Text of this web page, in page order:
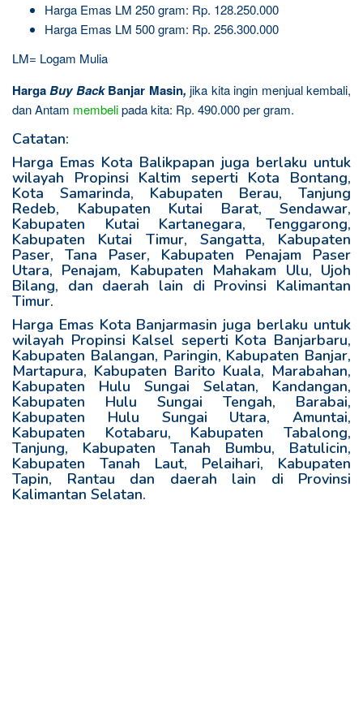
Harga Emas LM 250 gram: Rp. 128.250.000
Harga Emas LM 500 gram: Rp. 256.300.000
LM= Logam Mulia
HargaBuy BackBanjar Masin,jika kita ingin menjual kembali,
dan Antam membelipada kita: Rp. 490.000 per gram.
Catatan:
Harga Emas Kota Balikpapan juga berlaku untuk
wilayah Propinsi Kaltim seperti Kota Bontang,
Kota Samarinda, Kabupaten Berau, Tanjung
Redeb, Kabupaten Kutai Barat, Sendawar,
Kabupaten Kutai Kartanegara, Tenggarong,
Kabupaten Kutai Timur, Sangatta, Kabupaten
Paser, Tana Paser, Kabupaten Penajam Paser
Utara, Penajam, Kabupaten Mahakam Ulu, Ujoh
Bilang, dan daerah lain di Provinsi Kalimantan
Timur.
Harga Emas Kota Banjarmasin juga berlaku untuk
wilayah Propinsi Kalsel seperti Kota Banjarbaru,
Kabupaten Balangan, Paringin, Kabupaten Banjar,
Martapura, Kabupaten Barito Kuala, Marabahan,
Kabupaten Hulu Sungai Selatan, Kandangan,
Kabupaten Hulu Sungai Tengah, Barabai,
Kabupaten Hulu Sungai Utara, Amuntai,
Kabupaten Kotabaru, Kabupaten Tabalong,
Tanjung, Kabupaten Tanah Bumbu, Batulicin,
Kabupaten Tanah Laut, Pelaihari, Kabupaten
Tapin, Rantau dan daerah lain di Provinsi
Kalimantan Selatan.